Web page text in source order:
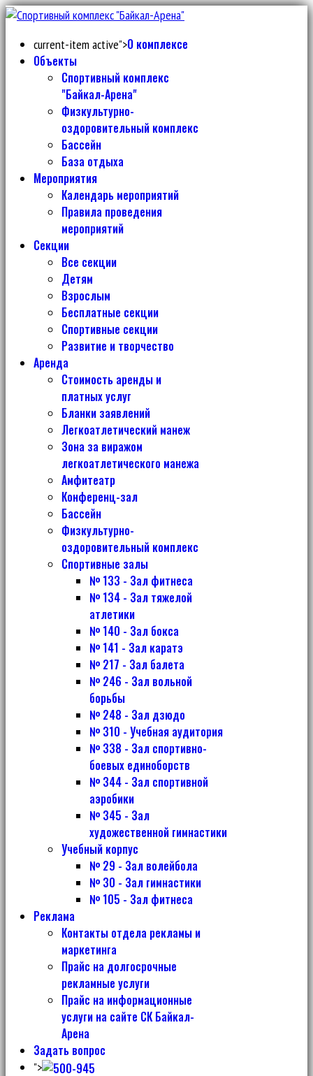
current-item active">О комплексе
Объекты
Спортивный комплекс
"Байкал-Арена"
Физкультурно-
оздоровительный комплекс
Бассейн
База отдыха
Мероприятия
Календарь мероприятий
Правила проведения
мероприятий
Секции
Все секции
Детям
Взрослым
Бесплатные секции
Спортивные секции
Развитие и творчество
Аренда
Стоимость аренды и
платных услуг
Бланки заявлений
Легкоатлетический манеж
Зона за виражом
легкоатлетического манежа
Амфитеатр
Конференц-зал
Бассейн
Физкультурно-
оздоровительный комплекс
Спортивные залы
№ 133 - Зал фитнеса
№ 134 - Зал тяжелой
атлетики
№ 140 - Зал бокса
№ 141 - Зал каратэ
№ 217 - Зал балета
№ 246 - Зал вольной
борьбы
№ 248 - Зал дзюдо
№ 310 - Учебная аудитория
№ 338 - Зал спортивно-
боевых единоборств
№ 344 - Зал спортивной
аэробики
№ 345 - Зал
художественной гимнастики
Учебный корпус
№ 29 - Зал волейбола
№ 30 - Зал гимнастики
№ 105 - Зал фитнеса
Реклама
Контакты отдела рекламы и
маркетинга
Прайс на долгосрочные
рекламные услуги
Прайс на информационные
услуги на сайте СК Байкал-
Арена
Задать вопрос
">